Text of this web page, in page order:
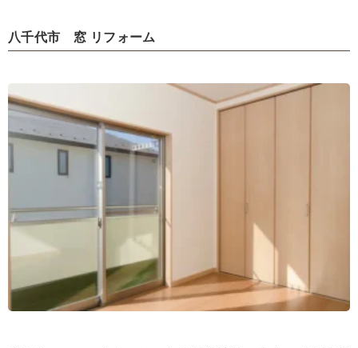
八千代市 窓 リフォーム